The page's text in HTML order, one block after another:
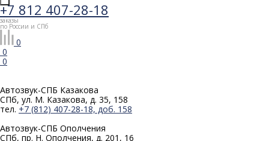
+7 812 407-28-18
заказы
по России и СПб
0
0
0
Автозвук-СПБ Казакова
СПб, ул. М. Казакова, д. 35, 158
тел. +7 (812) 407-28-18, доб. 158
Автозвук-СПБ Ополчения
СПб, пр. Н. Ополчения, д. 201, 16